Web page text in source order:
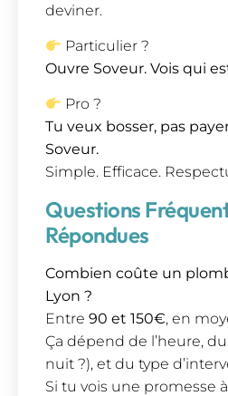
deviner.
Particulier ?
Ouvre Soveur. Vois qui
Pro ?
Tu veux bosser, pas
Soveur.
Simple. Efficace.
Questions
Répondues
Combien coûte un
Lyon ?
Entre 90 et 150€, en
Ça dépend de l’heure,
nuit ?), et du type
Si tu vois une promesse